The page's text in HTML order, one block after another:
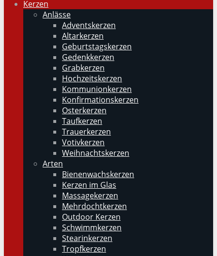
Kerzen
Anlässe
Adventskerzen
Altarkerzen
Geburtstagskerzen
Gedenkkerzen
Grabkerzen
Hochzeitskerzen
Kommunionkerzen
Konfirmationskerzen
Osterkerzen
Taufkerzen
Trauerkerzen
Votivkerzen
Weihnachtskerzen
Arten
Bienenwachskerzen
Kerzen im Glas
Massagekerzen
Mehrdochtkerzen
Outdoor Kerzen
Schwimmkerzen
Stearinkerzen
Tropfkerzen